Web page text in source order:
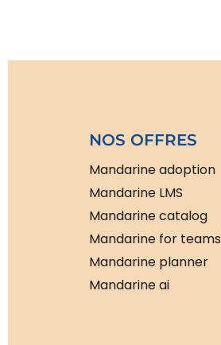
NOS OFFRES
Mandarine adoption
Mandarine LMS
Mandarine catalog
Mandarine for teams
Mandarine planner
Mandarine ai